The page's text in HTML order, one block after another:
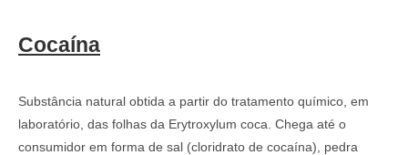
Cocaína
Substância natural obtida a partir do tratamento químico, em
laboratório, das folhas da Erytroxylum coca. Chega até o
consumidor em forma de sal (cloridrato de cocaína), pedra